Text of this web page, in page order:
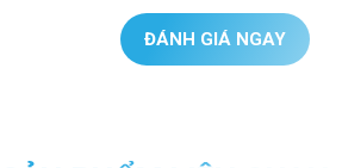
ĐÁNH GIÁ NGAY